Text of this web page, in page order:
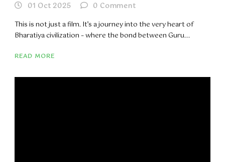
01 Oct 2025 0 Comment
This is not just a film. It’s a journey into the very heart of
Bharatiya civilization – where the bond between Guru...
READ MORE